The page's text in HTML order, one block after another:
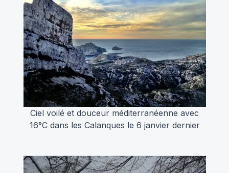
Ciel voilé et douceur méditerranéenne avec
16°C dans les Calanques le 6 janvier dernier